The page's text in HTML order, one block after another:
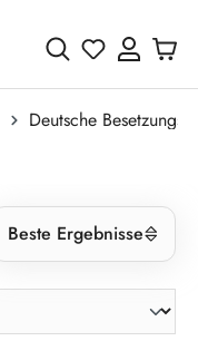
Du hast 0
Deutsche
Beste Ergebnisse